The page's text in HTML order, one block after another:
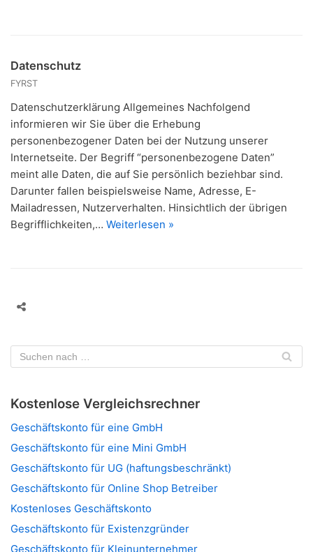
Datenschutz
FYRST
Datenschutzerklärung Allgemeines Nachfolgend
informieren wir Sie über die Erhebung
personenbezogener Daten bei der Nutzung unserer
Internetseite. Der Begriff “personenbezogene Daten”
meint alle Daten, die auf Sie persönlich beziehbar sind.
Darunter fallen beispielsweise Name, Adresse, E-
Mailadressen, Nutzerverhalten. Hinsichtlich der übrigen
Begrifflichkeiten,… Weiterlesen »
Kostenlose Vergleichsrechner
Geschäftskonto für eine GmbH
Geschäftskonto für eine Mini GmbH
Geschäftskonto für UG (haftungsbeschränkt)
Geschäftskonto für Online Shop Betreiber
Kostenloses Geschäftskonto
Geschäftskonto für Existenzgründer
Geschäftskonto für Kleinunternehmer